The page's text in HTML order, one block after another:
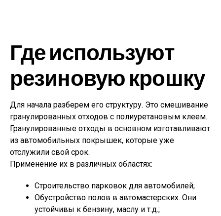
Где используют
резиновую крошку
Для начала разберем его структуру. Это смешивание
гранулированных отходов с полиуретановым клеем.
Гранулированные отходы в основном изготавливают
из автомобильных покрышек, которые уже
отслужили свой срок.
Применение их в различных областях:
Строительство парковок для автомобилей;
Обустройство полов в автомастерских. Они
устойчивы к бензину, маслу и т.д.;